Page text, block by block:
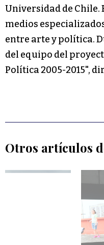
Universidad de
medios
entre arte y política.
del equipo del
Política 2005-2015",
Otros artículos